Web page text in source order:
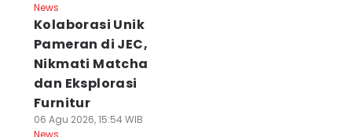
News
Kolaborasi Unik
Pameran di JEC,
Nikmati Matcha
dan Eksplorasi
Furnitur
06 Agu 2026, 15:54 WIB
News